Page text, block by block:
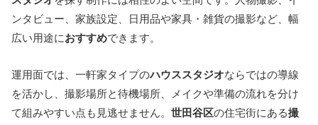
ンタビュー、家族設定、日用品や家具・雑貨の撮影など、幅
広い用途におすすめできます。
運用面では、一軒家タイプのハウススタジオならではの導線
を活かし、撮影場所と待機場所、メイクや準備の流れを分け
て組みやすい点も見逃せません。 世田谷区の住宅街にある撮